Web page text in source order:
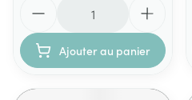
Ajouter au panier